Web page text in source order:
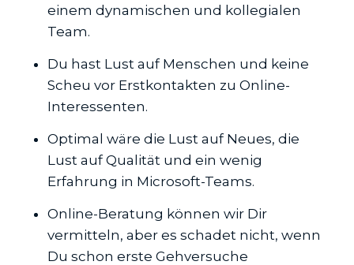
einem dynamischen und kollegialen
Team.
Du hast Lust auf Menschen und keine
Scheu vor Erstkontakten zu Online-
Interessenten.
Optimal wäre die Lust auf Neues, die
Lust auf Qualität und ein wenig
Erfahrung in Microsoft-Teams.
Online-Beratung können wir Dir
vermitteln, aber es schadet nicht, wenn
Du schon erste Gehversuche